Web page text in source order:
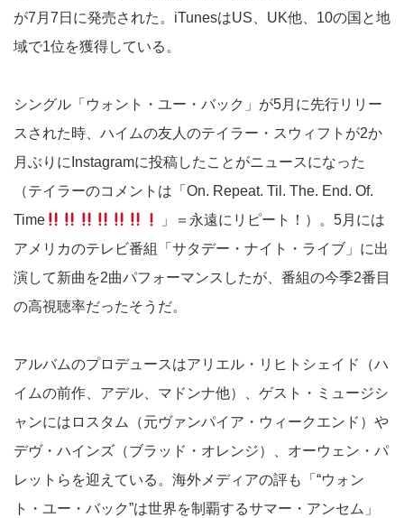
が7月7日に発売された。iTunesはUS、UK他、10の国と地
域で1位を獲得している。
シングル「ウォント・ユー・バック」が5月に先行リリー
スされた時、ハイムの友人のテイラー・スウィフトが2か
月ぶりにInstagramに投稿したことがニュースになった
（テイラーのコメントは「On. Repeat. Til. The. End. Of.
Time
」＝永遠にリピート！）。5月には
アメリカのテレビ番組「サタデー・ナイト・ライブ」に出
演して新曲を2曲パフォーマンスしたが、番組の今季2番目
の高視聴率だったそうだ。
アルバムのプロデュースはアリエル・リヒトシェイド（ハ
イムの前作、アデル、マドンナ他）、ゲスト・ミュージシ
ャンにはロスタム（元ヴァンパイア・ウィークエンド）や
デヴ・ハインズ（ブラッド・オレンジ）、オーウェン・パ
レットらを迎えている。海外メディアの評も「“ウォン
ト・ユー・バック”は世界を制覇するサマー・アンセム」